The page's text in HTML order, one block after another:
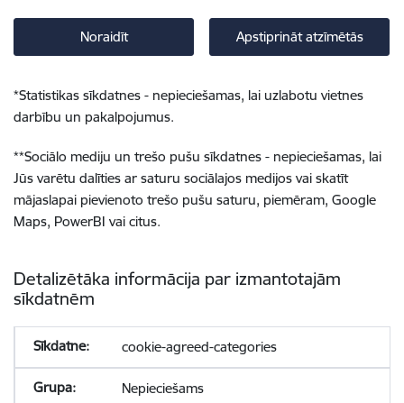
Noraidīt Apstiprināt atzīmētās
*Statistikas sīkdatnes - nepieciešamas, lai uzlabotu vietnes
darbību un pakalpojumus.
**Sociālo mediju un trešo pušu sīkdatnes - nepieciešamas, lai
Jūs varētu dalīties ar saturu sociālajos medijos vai skatīt
mājaslapai pievienoto trešo pušu saturu, piemēram, Google
Maps, PowerBI vai citus.
Detalizētāka informācija par izmantotajām
sīkdatnēm
cookie-agreed-categories
Nepieciešams